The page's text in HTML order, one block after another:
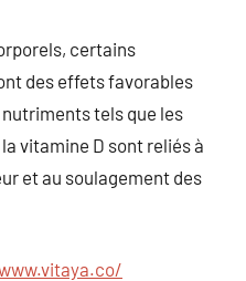
certains
des effets favorables
tels que les
vitamine D sont reliés à
et au soulagement des